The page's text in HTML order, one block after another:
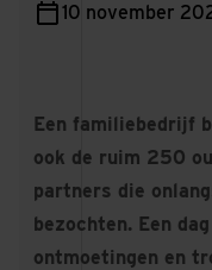
10 november
Een familiebedrijf
ook de ruim 250
partners die
bezochten. Een
ontmoetingen en